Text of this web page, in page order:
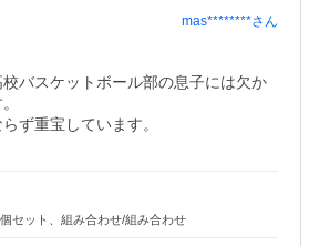
mas********さん
バスケットボール部の息子には欠か
ず重宝しています。
セット、組み合わせ/組み合わせ